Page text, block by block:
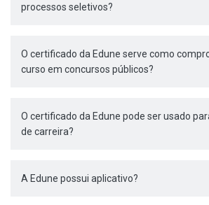
processos seletivos?
O certificado da Edune serve como
curso em concursos públicos?
O certificado da Edune pode ser usado
de carreira?
A Edune possui aplicativo?